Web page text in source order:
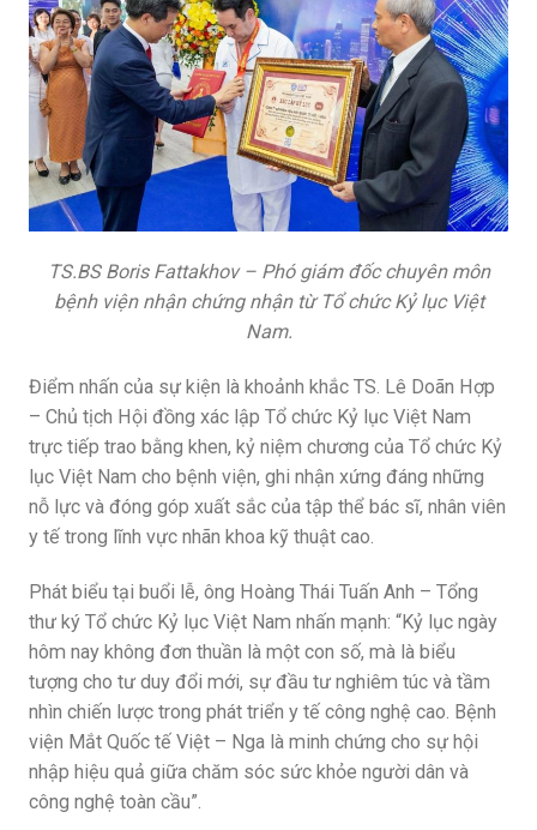
TS.BS Boris Fattakhov – Phó giám đốc chuyên môn
bệnh viện nhận chứng nhận từ Tổ chức Kỷ lục Việt
Nam.
Điểm nhấn của sự kiện là khoảnh khắc TS. Lê Doãn Hợp
– Chủ tịch Hội đồng xác lập Tổ chức Kỷ lục Việt Nam
trực tiếp trao bằng khen, kỷ niệm chương của Tổ chức Kỷ
lục Việt Nam cho bệnh viện, ghi nhận xứng đáng những
nỗ lực và đóng góp xuất sắc của tập thể bác sĩ, nhân viên
y tế trong lĩnh vực nhãn khoa kỹ thuật cao.
Phát biểu tại buổi lễ, ông Hoàng Thái Tuấn Anh – Tổng
thư ký Tổ chức Kỷ lục Việt Nam nhấn mạnh: “Kỷ lục ngày
hôm nay không đơn thuần là một con số, mà là biểu
tượng cho tư duy đổi mới, sự đầu tư nghiêm túc và tầm
nhìn chiến lược trong phát triển y tế công nghệ cao. Bệnh
viện Mắt Quốc tế Việt – Nga là minh chứng cho sự hội
nhập hiệu quả giữa chăm sóc sức khỏe người dân và
công nghệ toàn cầu”.